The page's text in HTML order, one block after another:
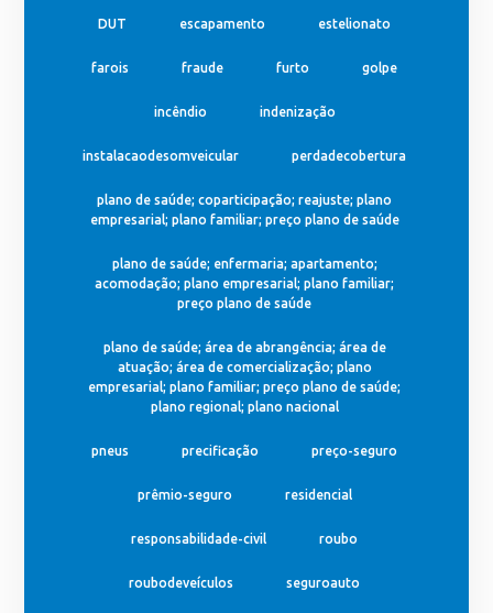
DUT escapamento estelionato
farois fraude furto golpe
incêndio indenização
instalacaodesomveicular perdadecobertura
plano de saúde; coparticipação; reajuste; plano
empresarial; plano familiar; preço plano de saúde
plano de saúde; enfermaria; apartamento;
acomodação; plano empresarial; plano familiar;
preço plano de saúde
plano de saúde; área de abrangência; área de
atuação; área de comercialização; plano
empresarial; plano familiar; preço plano de saúde;
plano regional; plano nacional
pneus precificação preço-seguro
prêmio-seguro residencial
responsabilidade-civil roubo
roubodeveículos seguroauto